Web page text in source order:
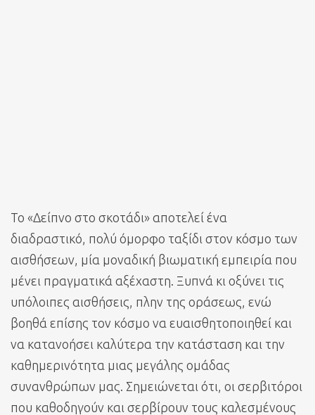
Το «Δείπνο στο σκοτάδι» αποτελεί ένα
διαδραστικό, πολύ όμορφο ταξίδι στον κόσμο των
αισθήσεων, μία μοναδική βιωματική εμπειρία που
μένει πραγματικά αξέχαστη. Ξυπνά κι οξύνει τις
υπόλοιπες αισθήσεις, πλην της οράσεως, ενώ
βοηθά επίσης τον κόσμο να ευαισθητοποιηθεί και
να κατανοήσει καλύτερα την κατάσταση και την
καθημερινότητα μιας μεγάλης ομάδας
συνανθρώπων μας. Σημειώνεται ότι, οι σερβιτόροι
που καθοδηγούν και σερβίρουν τους καλεσμένους